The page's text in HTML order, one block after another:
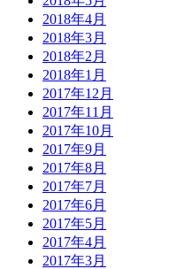
2018年4月
2018年3月
2018年2月
2018年1月
2017年12月
2017年11月
2017年10月
2017年9月
2017年8月
2017年7月
2017年6月
2017年5月
2017年4月
2017年3月